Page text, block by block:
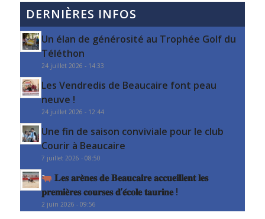
DERNIÈRES INFOS
Un élan de générosité au Trophée Golf du
Téléthon
24 juillet 2026 - 14:33
Les Vendredis de Beaucaire font peau
neuve !
24 juillet 2026 - 12:44
Une fin de saison conviviale pour le club
Courir à Beaucaire
7 juillet 2026 - 08:50
𝐋𝐞𝐬 𝐚𝐫𝐞̀𝐧𝐞𝐬 𝐝𝐞 𝐁𝐞𝐚𝐮𝐜𝐚𝐢𝐫𝐞 𝐚𝐜𝐜𝐮𝐞𝐢𝐥𝐥𝐞𝐧𝐭 𝐥𝐞𝐬
𝐩𝐫𝐞𝐦𝐢𝐞̀𝐫𝐞𝐬 𝐜𝐨𝐮𝐫𝐬𝐞𝐬 𝐝’𝐞́𝐜𝐨𝐥𝐞 𝐭𝐚𝐮𝐫𝐢𝐧𝐞 !
2 juin 2026 - 09:56